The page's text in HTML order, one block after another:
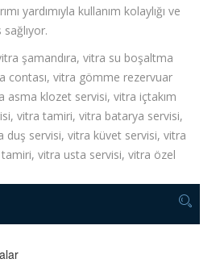
yardımıyla kullanım kolaylığı ve
şamandıra, vitra su boşaltma
contası, vitra gömme rezervuar
asma klozet servisi, vitra içtakım
vitra tamiri, vitra batarya servisi,
servisi, vitra küvet servisi, vitra
vitra usta servisi, vitra özel